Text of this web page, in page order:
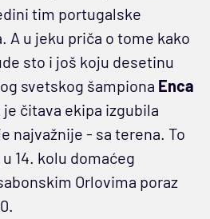
tim portugalske
A u jeku priča o tome kako
sto i još koju desetinu
svetskog šampiona Enca
je čitava ekipa izgubila
najvažnije - sa terena. To
14. kolu domaćeg
Orlovima poraz